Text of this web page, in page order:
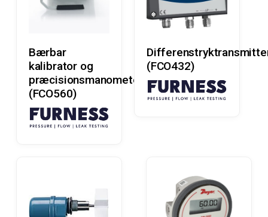
Læs Mere
Bærbar
kalibrator og
præcisionsmanometer
(FCO560)
(FCO432)